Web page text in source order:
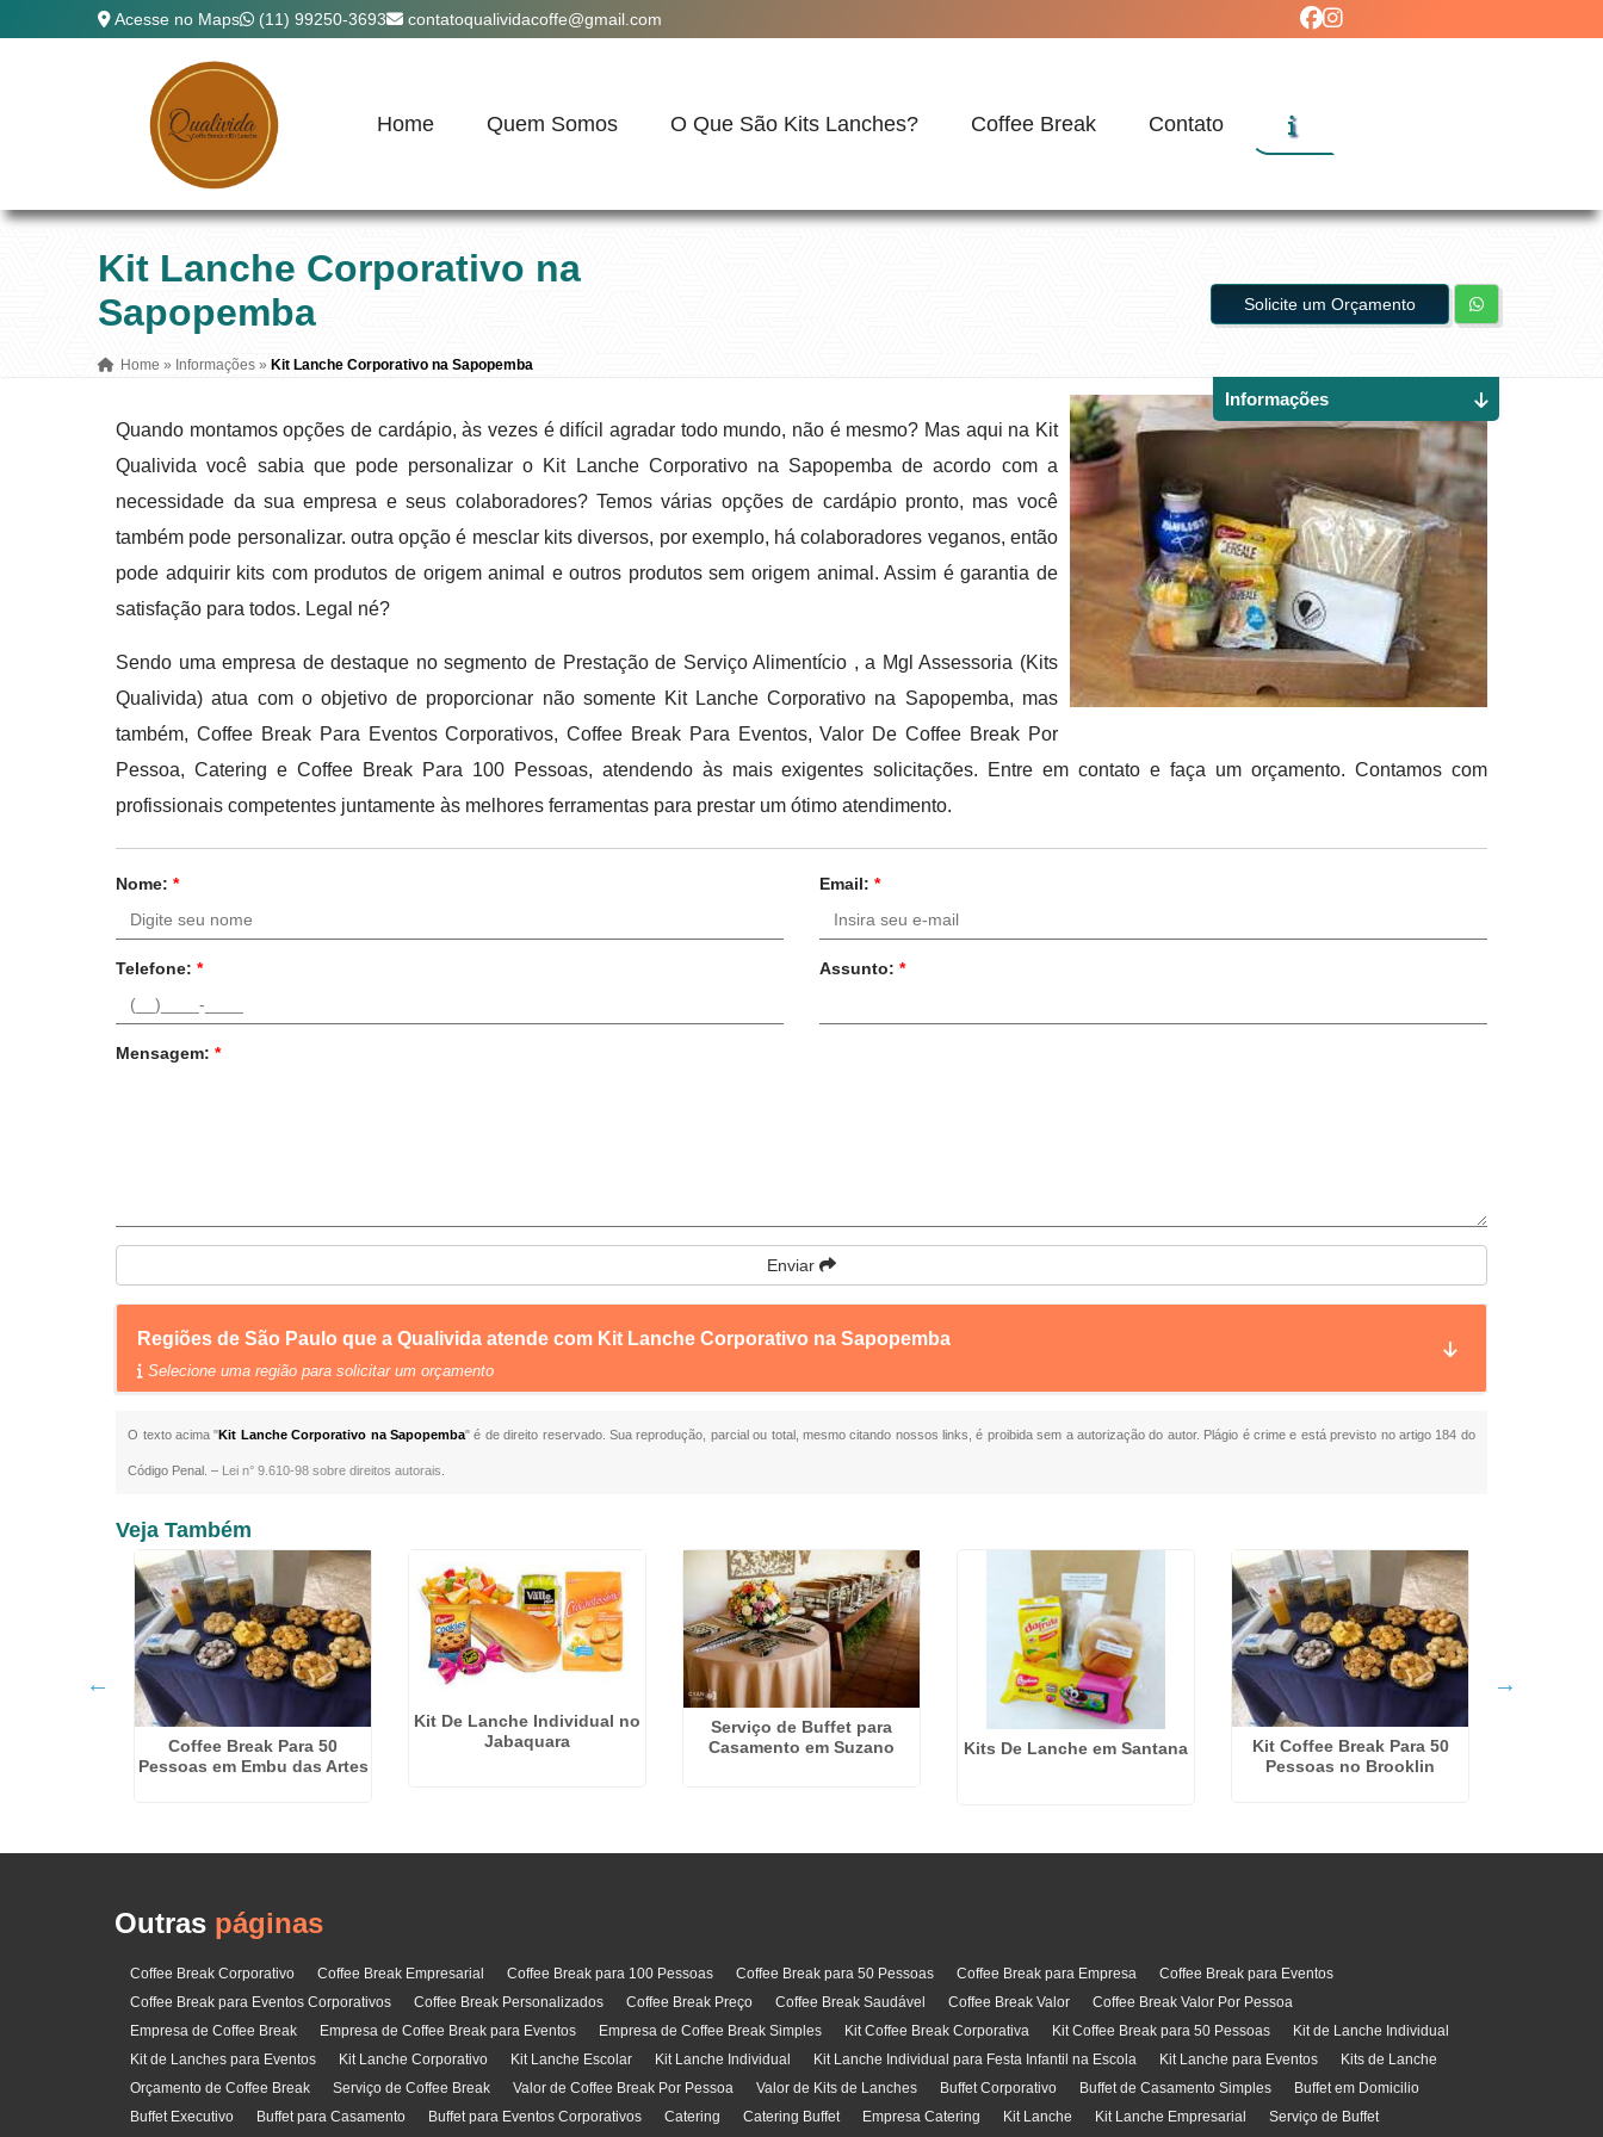
Acesse no Maps (11) 99250-3693 contatoqualividacoffe@gmail.com
Home Quem Somos O Que São Kits Lanches? Coffee Break Contato
Kit Lanche Corporativo na
Sapopemba
Home » Informações » Kit Lanche Corporativo na Sapopemba
Solicite um Orçamento
Quando montamos opções de cardápio, às vezes é difícil agradar todo mundo, não é mesmo? Mas aqui na Kit
Qualivida você sabia que pode personalizar o Kit Lanche Corporativo na Sapopemba de acordo com a
necessidade da sua empresa e seus colaboradores? Temos várias opções de cardápio pronto, mas você
também pode personalizar. outra opção é mesclar kits diversos, por exemplo, há colaboradores veganos, então
pode adquirir kits com produtos de origem animal e outros produtos sem origem animal. Assim é garantia de
satisfação para todos. Legal né?
Sendo uma empresa de destaque no segmento de Prestação de Serviço Alimentício , a Mgl Assessoria (Kits
Qualivida) atua com o objetivo de proporcionar não somente Kit Lanche Corporativo na Sapopemba, mas
também, Coffee Break Para Eventos Corporativos, Coffee Break Para Eventos, Valor De Coffee Break Por
Pessoa, Catering e Coffee Break Para 100 Pessoas, atendendo às mais exigentes solicitações. Entre em contato e faça um orçamento. Contamos com
profissionais competentes juntamente às melhores ferramentas para prestar um ótimo atendimento.
Nome:* Email: *
Telefone:* Assunto: *
Mensagem:*
Enviar
Regiões de São Paulo que a Qualivida atende com Kit Lanche Corporativo na Sapopemba
Selecione uma região para solicitar um orçamento
O texto acima "Kit Lanche Corporativo na Sapopemba" é de direito reservado. Sua reprodução, parcial ou total, mesmo citando nossos links, é proibida sem a autorização do autor. Plágio é crime e está previsto no artigo 184 do
Código Penal. – Lei n° 9.610-98 sobre direitos autorais
Informações
Veja Também
Coffee Break Para 50
Pessoas em Embu das Artes
Kit De Lanche Individual no
Jabaquara
Serviço de Buffet para
Casamento em Suzano
Kits De Lanche em Santana
Kit Coffee Break Para 50
Pessoas no Brooklin
Outras páginas
Coffee Break Corporativo Coffee Break Empresarial Coffee Break para 100 Pessoas Coffee Break para 50 Pessoas Coffee Break para Empresa
Coffee Break para Eventos
Coffee Break para Eventos Corporativos
Coffee Break Personalizados Coffee Break Preço Coffee Break Saudável Coffee Break Valor
Coffee Break Valor Por Pessoa
Empresa de Coffee Break
Empresa de Coffee Break para Eventos Empresa de Coffee Break Simples Kit Coffee Break Corporativa Kit Coffee Break para 50 Pessoas
Kit de Lanche Individual
Kit de Lanches para Eventos
Kit Lanche Corporativo Kit Lanche Escolar Kit Lanche Individual Kit Lanche Individual para Festa Infantil na Escola Kit Lanche para Eventos
Kits de Lanche
Orçamento de Coffee Break
Serviço de Coffee Break Valor de Coffee Break Por Pessoa Valor de Kits de Lanches Buffet Corporativo Buffet de Casamento Simples
Buffet em Domicilio
Buffet Executivo
Buffet para Casamento Buffet para Eventos Corporativos Catering Catering Buffet Empresa Catering Kit Lanche Kit Lanche Empresarial Serviço de Buffet